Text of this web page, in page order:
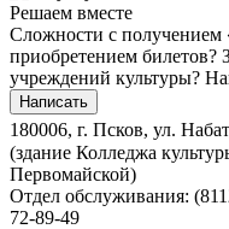
Решаем вместе
Сложности с
приобретением билетов?
учреждений культуры?
Написать
180006, г. Псков, ул.
(здание Колледжа
Первомайской)
Отдел обслуживания:
72-89-49